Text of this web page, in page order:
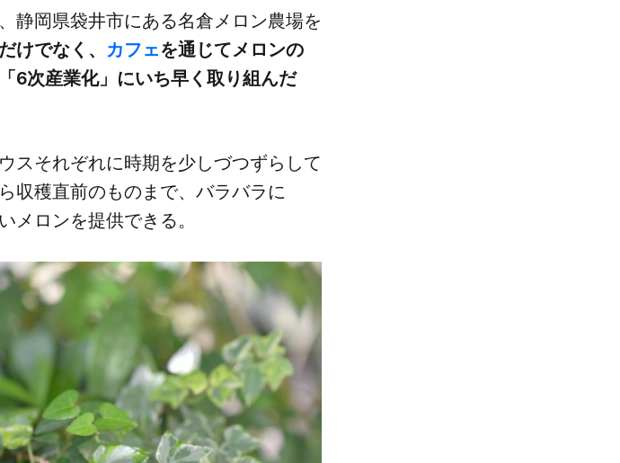
​静岡県袋井市に​ある​名倉メロン農場を​
けでなく、 ​カフェを​通じて​メロンの​
6次産業化」に​いち早く​取り​組んだ​
スそれぞれに​時期を​少し​づつずらして​
収穫直前の​ものまで、​バラバラに​
メロンを​提供できる。